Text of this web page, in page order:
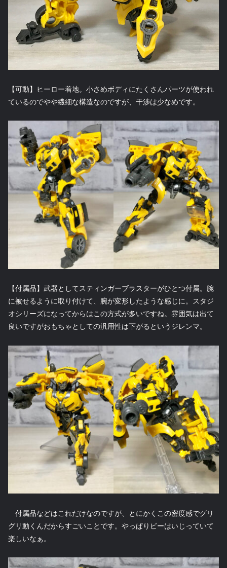
【可動】ヒーロー着地。小さめボディにたくさんパーツが使われ
ているのでやや繊細な構造なのですが、干渉は少なめです。
【付属品】武器としてスティンガーブラスターがひとつ付属。腕
に被せるように取り付けて、腕が変形したような感じに。スタジ
オシリーズになってからはこの方式が多いですね。雰囲気は出て
良いですがおもちゃとしての汎用性は下がるというジレンマ。
付属品などはこれだけなのですが、とにかくこの密度感でグリ
グリ動くんだからすごいことです。やっぱりビーはいじっていて
楽しいなぁ。